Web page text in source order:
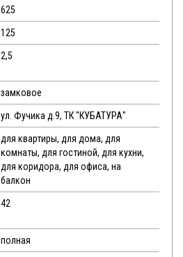
625
125
2,5
замковое
ул. Фучика д.9, ТК "КУБАТУРА"
для квартиры, для дома, для
комнаты, для гостиной, для кухни,
для коридора, для офиса, на
балкон
42
полная